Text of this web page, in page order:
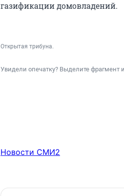
газификации домовладений.
Открытая трибуна.
Увидели опечатку? Выделите фрагмент
Новости СМИ2